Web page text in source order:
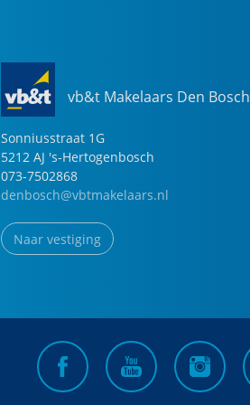
vb&t Makelaars Den Bosch
Sonniusstraat 1G
5212 AJ 's-Hertogenbosch
073-7502868
denbosch@vbtmakelaars.nl
Naar vestiging